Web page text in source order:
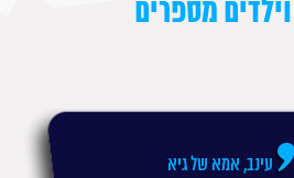
וילדים מספרים
עינב, אמא של גיא